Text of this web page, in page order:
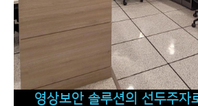
영상보안 솔루션의 선두주자